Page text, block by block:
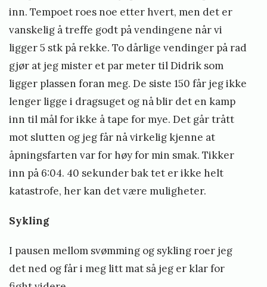
inn. Tempoet roes noe etter hvert, men det er
vanskelig å treffe godt på vendingene når vi
ligger 5 stk på rekke. To dårlige vendinger på rad
gjør at jeg mister et par meter til Didrik som
ligger plassen foran meg. De siste 150 får jeg ikke
lenger ligge i dragsuget og nå blir det en kamp
inn til mål for ikke å tape for mye. Det går trått
mot slutten og jeg får nå virkelig kjenne at
åpningsfarten var for høy for min smak. Tikker
inn på 6:04. 40 sekunder bak tet er ikke helt
katastrofe, her kan det være muligheter.
Sykling
I pausen mellom svømming og sykling roer jeg
det ned og får i meg litt mat så jeg er klar for